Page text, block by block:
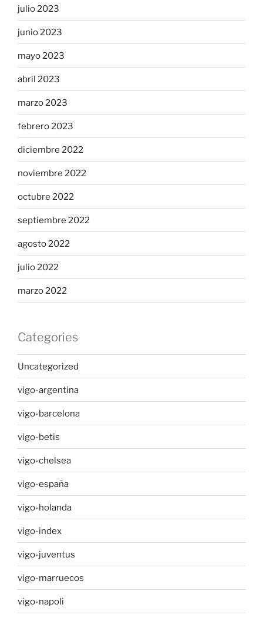
julio 2023
junio 2023
mayo 2023
abril 2023
marzo 2023
febrero 2023
diciembre 2022
noviembre 2022
octubre 2022
septiembre 2022
agosto 2022
julio 2022
marzo 2022
Categories
Uncategorized
vigo-argentina
vigo-barcelona
vigo-betis
vigo-chelsea
vigo-españa
vigo-holanda
vigo-index
vigo-juventus
vigo-marruecos
vigo-napoli